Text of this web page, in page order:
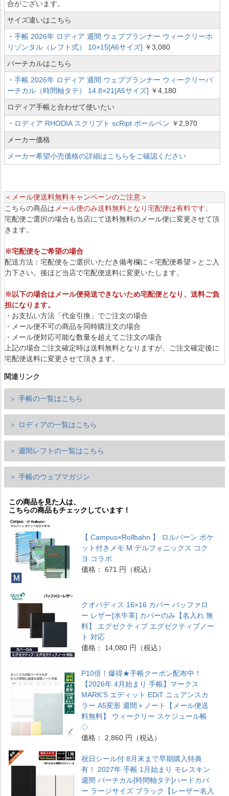
合がございます。
サイズ違いはこちら
・ 手帳 2026年 ロディア 週間 ウェブプランナー ウィークリーホ
リゾンタル（レフト式） 10×15[A6サイズ] ￥3,080
バーチカルはこちら
・ 手帳 2026年 ロディア 週間 ウェブプランナー ウィークリーバ
ーチカル（時間軸タテ） 14.8×21[A5サイズ] ￥4,180
ロディア手帳と合わせて使いたい
・ ロディア RHODIA スクリプト scRipt ボールペン ￥2,970
メーカー価格
メーカー希望小売価格の詳細はこちらをご確認ください
＜メール便送料無料キャンペーンのご注意＞
こちらの商品はメール便のみ送料無料となり宅配便は有料です。
宅配便ご選択の場合も当店にて送料無料のメール便に変更させて頂
きます。
※宅配便をご希望の場合
配送方法：宅配便をご選択いただき備考欄に＜宅配便希望＞とご入
力下さい。後ほど当店で宅配便送料に変更いたします。
※以下の場合はメール便発送できないため宅配便となり、送料ご負
担になります。
・お支払い方法「代金引換」でご注文の場合
・メール便不可の商品を同時購注文の場合
・メール便対応可能な数量を超えてご注文の場合
上記の場合ご注文確定時は送料無料となりますが、ご注文確定後に
宅配便送料に変更させて頂きます。
関連リンク
＞ 手帳の一覧はこちら
＞ ロディアの一覧はこちら
＞ 週間レフトの一覧はこちら
＞ 手帳のウェブマガジン
この商品を見た人は、
こちらの商品もチェックしています！
【 Campus×Rollbahn 】 ロルバーン ポケ
ット付きメモ M デルフォニックス コク
ヨ コラボ
価格： 671 円（税込）
クオバディス 16×16 カバー バッファロ
ー レザー[水牛革] カバーのみ【名入れ 無
料】 エグゼクティブ エグゼクティブノー
ト 対応
価格： 14,080 円（税込）
P10倍！爆得★手帳クーポン配布中！
【2026年 4月始まり 手帳】マークス
MARK'S エディット EDiT ニュアンスカ
ラー A5変形 週間＋ノート【メール便送
料無料】 ウィークリー スケジュール帳
◇
価格： 2,860 円（税込）
祝日シール付 8月末まで早期購入特典
有！ 2027年 手帳 1月始まり モレスキン
週間 バーチカル[時間軸タテ]ハードカバ
ー ラージサイズ ブラック【レーザー名入